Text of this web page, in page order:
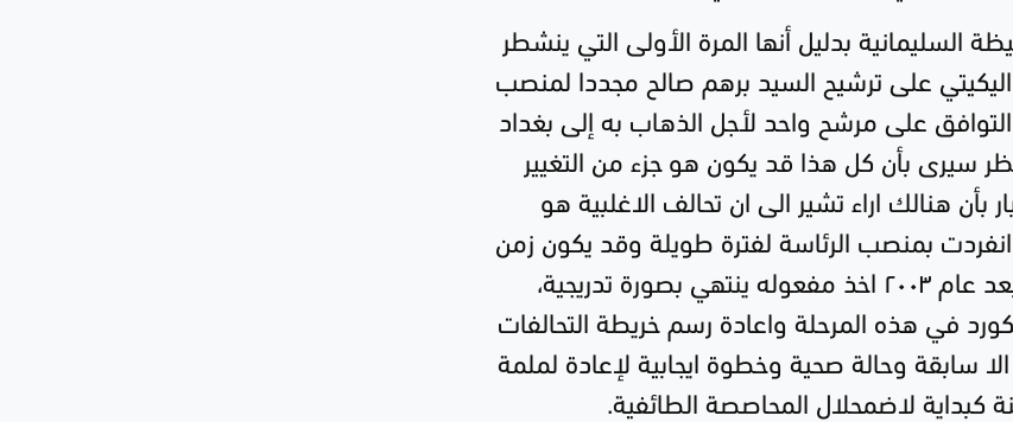
السليمانية بدليل أنها المرة الأولى التي ينشطر
على ترشيح السيد برهم صالح مجددا لمنصب
على مرشح واحد لأجل الذهاب به إلى بغداد
سيرى بأن كل هذا قد يكون هو جزء من التغيير
هنالك اراء تشير الى ان تحالف الاغلبية هو
بمنصب الرئاسة لفترة طويلة وقد يكون زمن
التقارب وتوحيد قرار البيت الكوردي الذي بدأ بعد عام ٢٠٠٣ اخذ مفعوله ينتهي بصورة تدريجية،
في هذه المرحلة واعادة رسم خريطة التحالفات
سابقة وحالة صحية وخطوة ايجابية لإعادة لملمة
لاضمحلال المحاصصة الطائفية.